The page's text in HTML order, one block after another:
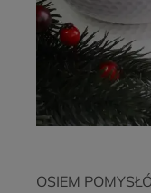
OSIEM